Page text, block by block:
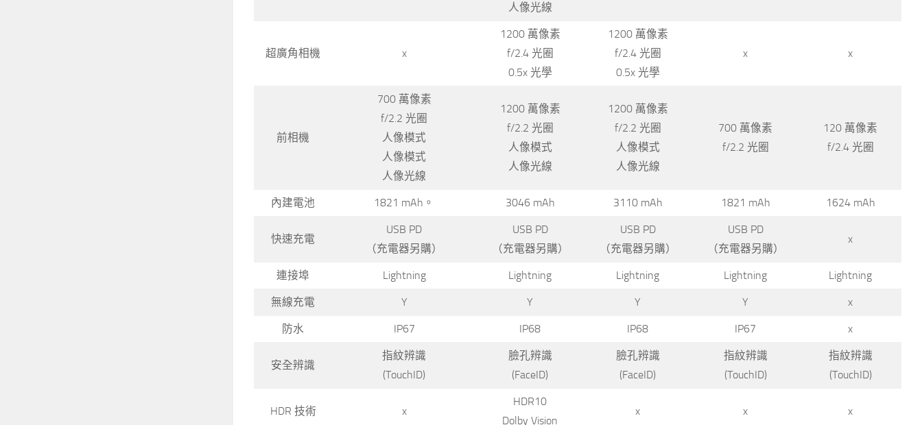
人像光線
超廣角相機 x
1200 萬像素
f/2.4 光圈
0.5x 光學
1200 萬像素
f/2.4 光圈
0.5x 光學
x x
前相機
700 萬像素
f/2.2 光圈
人像模式
人像模式
人像光線
1200 萬像素
f/2.2 光圈
人像模式
人像光線
1200 萬像素
f/2.2 光圈
人像模式
人像光線
700 萬像素
f/2.2 光圈
120 萬像素
f/2.4 光圈
內建電池 1821 mAh。 3046 mAh 3110 mAh 1821 mAh 1624 mAh
快速充電
USB PD
（充電器另購）
USB PD
（充電器另購）
USB PD
（充電器另購）
USB PD
（充電器另購）
x
連接埠 Lightning Lightning Lightning Lightning Lightning
無線充電 Y Y Y Y x
防水 IP67 IP68 IP68 IP67 x
安全辨識
指紋辨識
(TouchID)
臉孔辨識
(FaceID)
臉孔辨識
(FaceID)
指紋辨識
(TouchID)
指紋辨識
(TouchID)
HDR 技術 x
HDR10
Dolby Vision
x x x